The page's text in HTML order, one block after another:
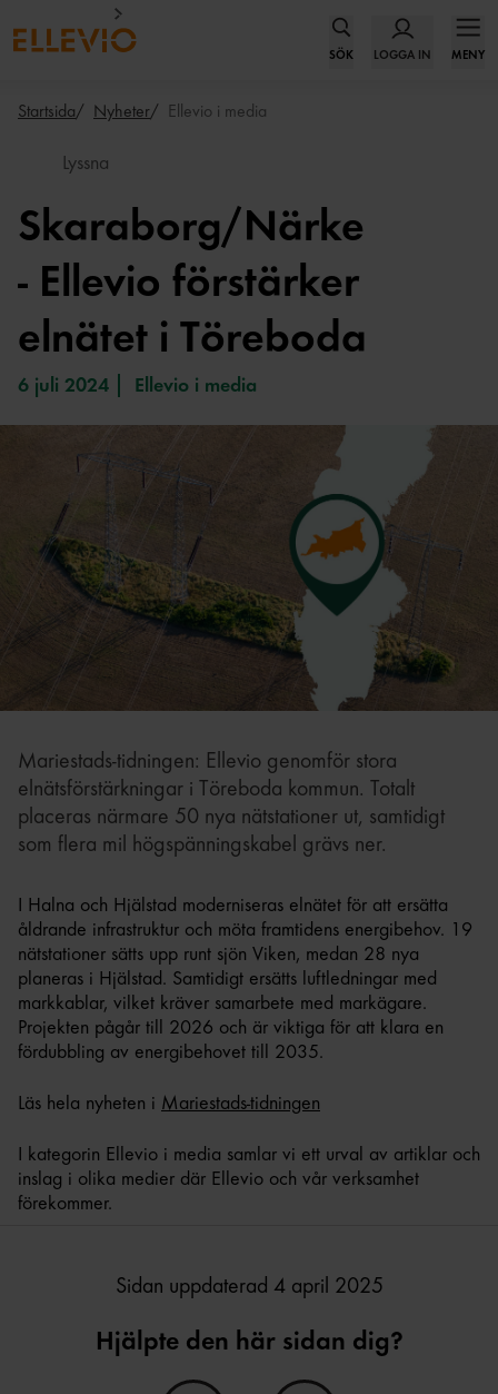
SÖK LOGGA IN MENY
Startsida Nyheter Ellevio i media
Lyssna
Skaraborg/Närke
- Ellevio förstärker
elnätet i Töreboda
6 juli 2024 Ellevio i media
Mariestads-tidningen: Ellevio genomför stora
elnätsförstärkningar i Töreboda kommun. Totalt
placeras närmare 50 nya nätstationer ut, samtidigt
som flera mil högspänningskabel grävs ner.
I Halna och Hjälstad moderniseras elnätet för att ersätta
åldrande infrastruktur och möta framtidens energibehov. 19
nätstationer sätts upp runt sjön Viken, medan 28 nya
planeras i Hjälstad. Samtidigt ersätts luftledningar med
markkablar, vilket kräver samarbete med markägare.
Projekten pågår till 2026 och är viktiga för att klara en
fördubbling av energibehovet till 2035.
Läs hela nyheten i Mariestads-tidningen
I kategorin Ellevio i media samlar vi ett urval av artiklar och
inslag i olika medier där Ellevio och vår verksamhet
förekommer.
Sidan uppdaterad 4 april 2025
Hjälpte den här sidan dig?